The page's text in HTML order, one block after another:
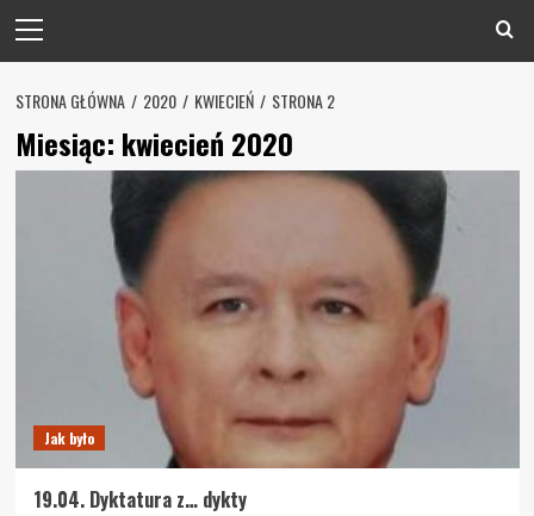
Menu
STRONA GŁÓWNA 2020 KWIECIEŃ STRONA 2
Miesiąc: kwiecień 2020
Jak było
19.04. Dyktatura z… dykty